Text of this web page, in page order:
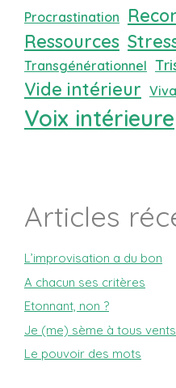
Procrastination
Ressources
Transgénérationnel
Vide intérieur
Voix intérieure
Articles
L’improvisation a du bon
A chacun ses critères
Etonnant, non ?
Je (me) sème à tous vents
Le pouvoir des mots